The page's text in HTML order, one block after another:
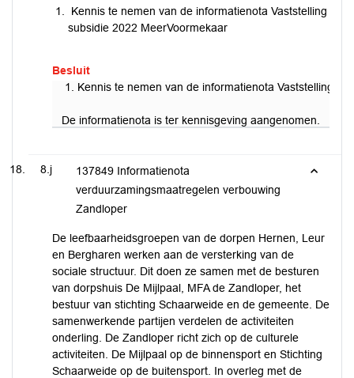
Kennis te nemen van de informatienota Vaststelling
subsidie 2022 MeerVoormekaar
Besluit
Kennis te nemen van de informatienota Vaststelling
De informatienota is ter kennisgeving aangenomen.
8.j
137849 Informatienota
verduurzamingsmaatregelen verbouwing
Zandloper
De leefbaarheidsgroepen van de dorpen Hernen, Leur
en Bergharen werken aan de versterking van de
sociale structuur. Dit doen ze samen met de besturen
van dorpshuis De Mijlpaal, MFA de Zandloper, het
bestuur van stichting Schaarweide en de gemeente. De
samenwerkende partijen verdelen de activiteiten
onderling. De Zandloper richt zich op de culturele
activiteiten. De Mijlpaal op de binnensport en Stichting
Schaarweide op de buitensport. In overleg met de